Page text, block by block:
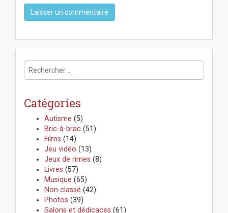
R
e
Catégories
Autisme (5)
Bric-à-brac (51)
Films (14)
Jeu vidéo (13)
Jeux de rimes (8)
Livres (57)
Musique (65)
Non classé (42)
Photos (39)
Salons et dédicaces (61)